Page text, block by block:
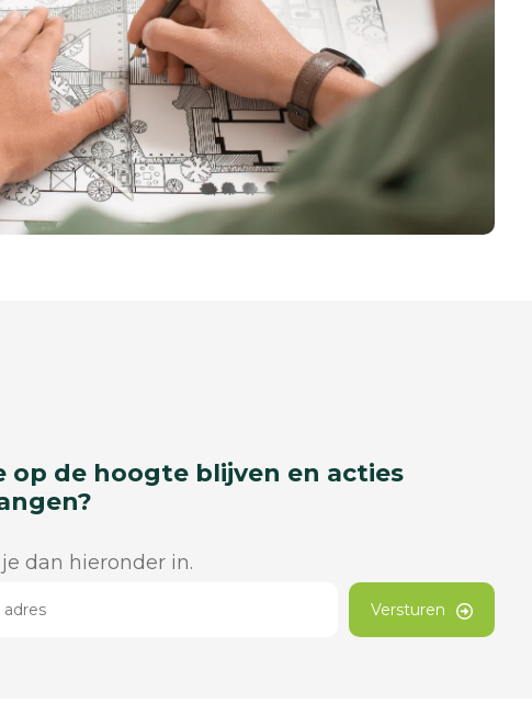
op de hoogte blijven en acties
dan hieronder in.
Versturen